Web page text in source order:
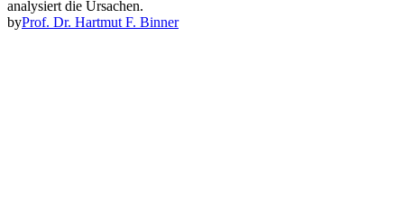
analysiert die Ursachen.
byProf. Dr. Hartmut F. Binner